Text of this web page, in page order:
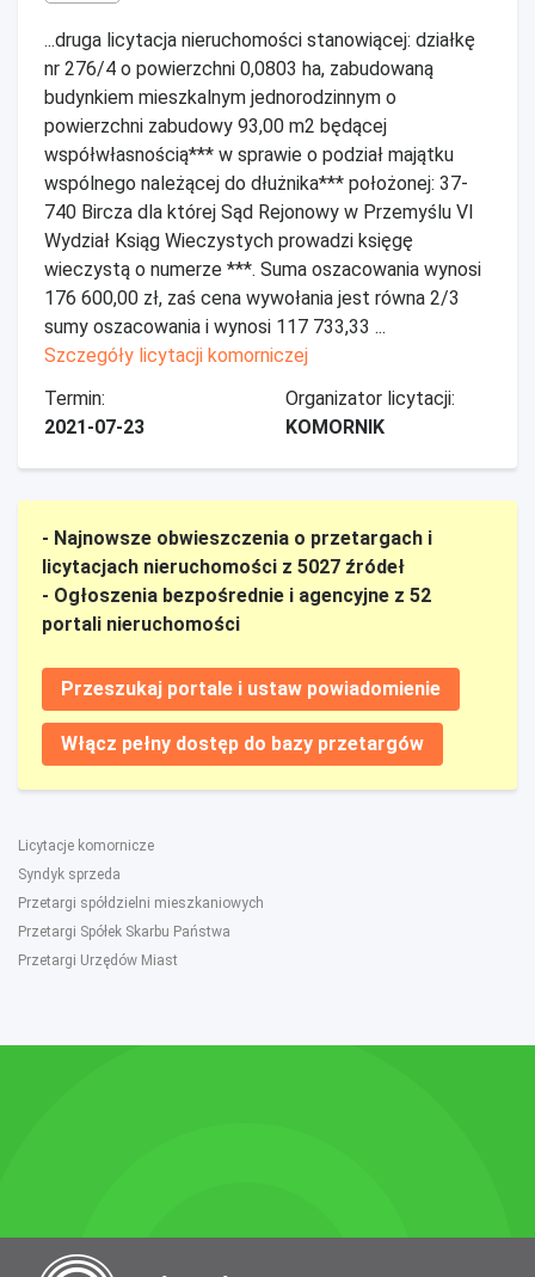
...druga licytacja nieruchomości stanowiącej: działkę
nr 276/4 o powierzchni 0,0803 ha, zabudowaną
budynkiem mieszkalnym jednorodzinnym o
powierzchni zabudowy 93,00 m2 będącej
współwłasnością*** w sprawie o podział majątku
wspólnego należącej do dłużnika*** położonej: 37-
740 Bircza dla której Sąd Rejonowy w Przemyślu VI
Wydział Ksiąg Wieczystych prowadzi księgę
wieczystą o numerze ***. Suma oszacowania wynosi
176 600,00 zł, zaś cena wywołania jest równa 2/3
sumy oszacowania i wynosi 117 733,33 ...
Szczegóły licytacji komorniczej
Termin:
2021-07-23
Organizator licytacji:
KOMORNIK
- Najnowsze obwieszczenia o przetargach i
licytacjach nieruchomości z 5027 źródeł
- Ogłoszenia bezpośrednie i agencyjne z 52
portali nieruchomości
Przeszukaj portale i ustaw powiadomienie
Włącz pełny dostęp do bazy przetargów
Licytacje komornicze
Syndyk sprzeda
Przetargi spółdzielni mieszkaniowych
Przetargi Spółek Skarbu Państwa
Przetargi Urzędów Miast